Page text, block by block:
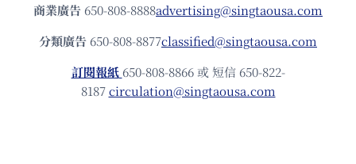
商業廣告 650-808-8888advertising@singtaousa.com
分類廣告 650-808-8877classified@singtaousa.com
訂閱報紙 650-808-8866 或 短信 650-822-
8187circulation@singtaousa.com